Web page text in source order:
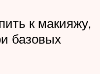
к макияжу,
базовых